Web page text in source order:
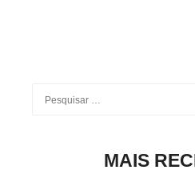
MAIS